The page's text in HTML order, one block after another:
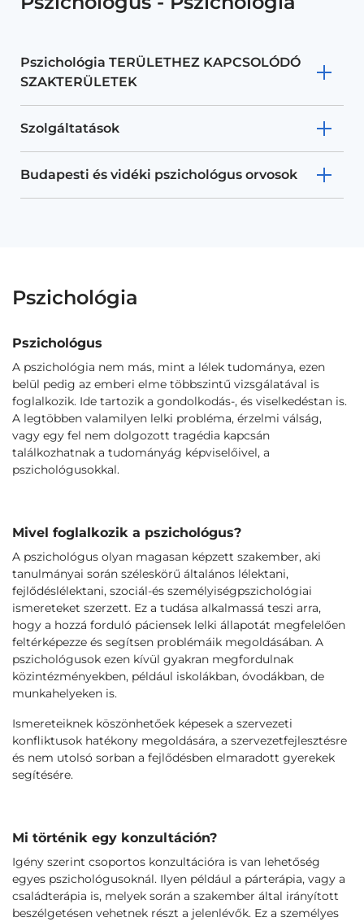
Pszichológia TERÜLETHEZ KAPCSOLÓDÓ
SZAKTERÜLETEK
Szolgáltatások
Budapesti és vidéki pszichológus orvosok
Pszichológia
Pszichológus
A pszichológia nem más, mint a lélek tudománya, ezen
belül pedig az emberi elme többszintű vizsgálatával is
foglalkozik. Ide tartozik a gondolkodás-, és viselkedéstan is.
A legtöbben valamilyen lelki probléma, érzelmi válság,
vagy egy fel nem dolgozott tragédia kapcsán
találkozhatnak a tudományág képviselőivel, a
pszichológusokkal.
Mivel foglalkozik a pszichológus?
A pszichológus olyan magasan képzett szakember, aki
tanulmányai során széleskörű általános lélektani,
fejlődéslélektani, szociál-és személyiségpszichológiai
ismereteket szerzett. Ez a tudása alkalmassá teszi arra,
hogy a hozzá forduló páciensek lelki állapotát megfelelően
feltérképezze és segítsen problémáik megoldásában. A
pszichológusok ezen kívül gyakran megfordulnak
közintézményekben, például iskolákban, óvodákban, de
munkahelyeken is.
Ismereteiknek köszönhetőek képesek a szervezeti
konfliktusok hatékony megoldására, a szervezetfejlesztésre
és nem utolsó sorban a fejlődésben elmaradott gyerekek
segítésére.
Mi történik egy konzultáción?
Igény szerint csoportos konzultációra is van lehetőség
egyes pszichológusoknál. Ilyen például a párterápia, vagy a
családterápia is, melyek során a szakember által irányított
beszélgetésen vehetnek részt a jelenlévők. Ez a személyes